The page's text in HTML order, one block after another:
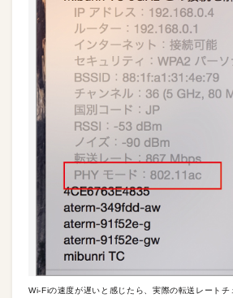
Wi-Fiの速度が遅いと感じたら、実際の転送レートチ